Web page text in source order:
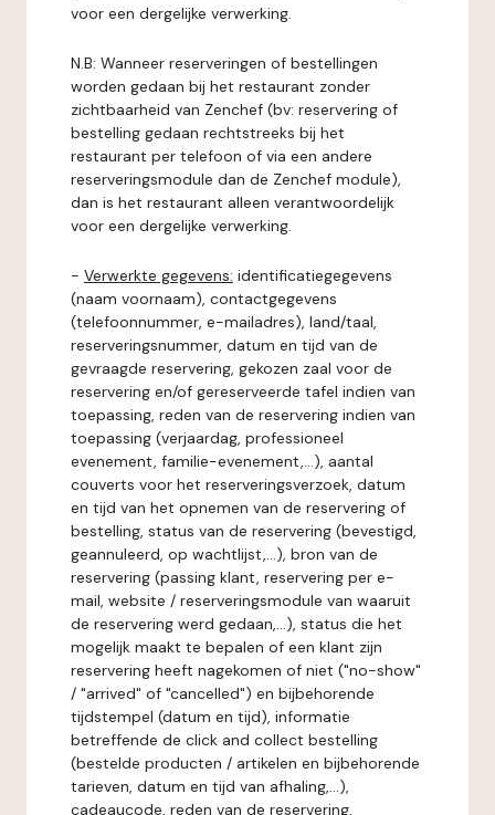
voor een dergelijke verwerking.
N.B: Wanneer reserveringen of bestellingen
worden gedaan bij het restaurant zonder
zichtbaarheid van Zenchef (bv: reservering of
bestelling gedaan rechtstreeks bij het
restaurant per telefoon of via een andere
reserveringsmodule dan de Zenchef module),
dan is het restaurant alleen verantwoordelijk
voor een dergelijke verwerking.
- Verwerkte gegevens: identificatiegegevens
(naam voornaam), contactgegevens
(telefoonnummer, e-mailadres), land/taal,
reserveringsnummer, datum en tijd van de
gevraagde reservering, gekozen zaal voor de
reservering en/of gereserveerde tafel indien van
toepassing, reden van de reservering indien van
toepassing (verjaardag, professioneel
evenement, familie-evenement,...), aantal
couverts voor het reserveringsverzoek, datum
en tijd van het opnemen van de reservering of
bestelling, status van de reservering (bevestigd,
geannuleerd, op wachtlijst,...), bron van de
reservering (passing klant, reservering per e-
mail, website / reserveringsmodule van waaruit
de reservering werd gedaan,...), status die het
mogelijk maakt te bepalen of een klant zijn
reservering heeft nagekomen of niet ("no-show"
/ "arrived" of "cancelled") en bijbehorende
tijdstempel (datum en tijd), informatie
betreffende de click and collect bestelling
(bestelde producten / artikelen en bijbehorende
tarieven, datum en tijd van afhaling,...),
cadeaucode, reden van de reservering,